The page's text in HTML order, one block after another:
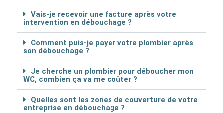
Vais-je recevoir une facture après votre
intervention en débouchage ?
Comment puis-je payer votre plombier après
son débouchage ?
Je cherche un plombier pour déboucher mon
WC, combien ça va me coûter ?
Quelles sont les zones de couverture de votre
entreprise en débouchage ?